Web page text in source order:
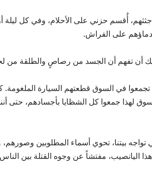
أُقسم حزني على الأحلام، وفي كل ليلة
دماؤهم على الفراش.
أن تفهم أن الجسد من رصاصٍ والطلقة من
تجمعوا في السوق قطعتهم السيارة
لهذا جمعوا كل الشظايا بأجسادهم، حتى
تواجه بيتنا، تحوي أسماء المطلوبين
اليانصيب، مفتشاً عن وجوه القتلة بين